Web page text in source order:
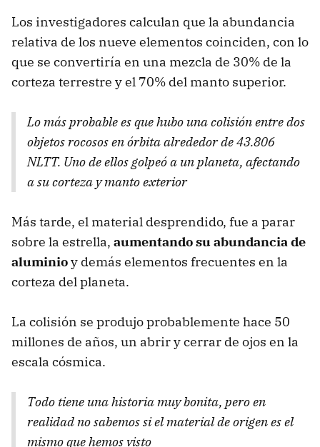
Los investigadores calculan que la abundancia
relativa de los nueve elementos coinciden, con lo
que se convertiría en una mezcla de 30% de la
corteza terrestre y el 70% del manto superior.
Lo más probable es que hubo una colisión entre dos
objetos rocosos en órbita alrededor de 43.806
NLTT. Uno de ellos golpeó a un planeta, afectando
a su corteza y manto exterior
Más tarde, el material desprendido, fue a parar
sobre la estrella, aumentando su abundancia de
aluminioy demás elementos frecuentes en la
corteza del planeta.
La colisión se produjo probablemente hace 50
millones de años, un abrir y cerrar de ojos en la
escala cósmica.
Todo tiene una historia muy bonita, pero en
realidad no sabemos si el material de origen es el
mismo que hemos visto